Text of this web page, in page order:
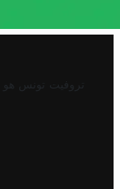
تروفيت تونس هو